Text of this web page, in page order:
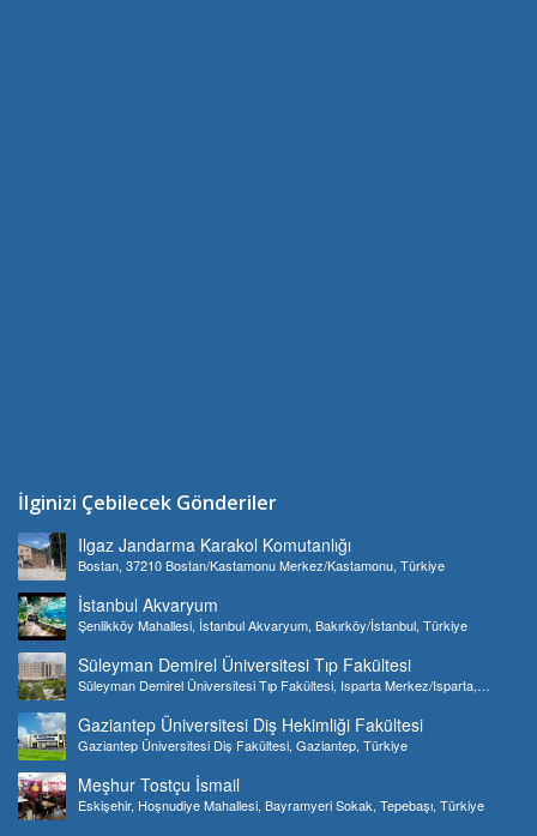
İlginizi Çebilecek Gönderiler
Ilgaz Jandarma Karakol Komutanlığı
Bostan, 37210 Bostan/Kastamonu Merkez/Kastamonu, Türkiye
İstanbul Akvaryum
Şenlikköy Mahallesi, İstanbul Akvaryum, Bakırköy/İstanbul, Türkiye
Süleyman Demirel Üniversitesi Tıp Fakültesi
Süleyman Demirel Üniversitesi Tıp Fakültesi, Isparta Merkez/Isparta,
Gaziantep Üniversitesi Diş Hekimliği Fakültesi
Gaziantep Üniversitesi Diş Fakültesi, Gaziantep, Türkiye
Meşhur Tostçu İsmail
Eskişehir, Hoşnudiye Mahallesi, Bayramyeri Sokak, Tepebaşı, Türkiye